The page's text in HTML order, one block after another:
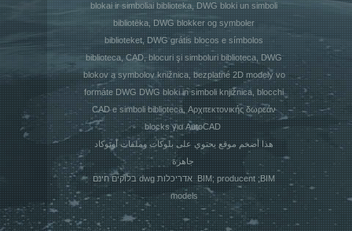
blokai ir simboliai biblioteka, DWG bloki un simboli
bibliotēka, DWG blokker og symboler
biblioteket, DWG grátis blocos e símbolos
biblioteca, CAD, blocuri şi simboluri biblioteca, DWG
blokov a symbolov knižnica, bezplatné 2D modely vo
formáte DWG DWG bloki in simboli knjižnica, blocchi
CAD e simboli biblioteca, Αρχιτεκτονικής δωρεάν
blocks για AutoCAD
هذا أضخم موقع يحتوي على بلوكات وملفات أوتوكاد
בלוקים חינם dwg אדריכלות BIM; producent ;BIM
models